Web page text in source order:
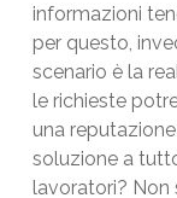
informazioni
per questo,
scenario è la
le richieste
una
soluzione a
lavoratori? Non